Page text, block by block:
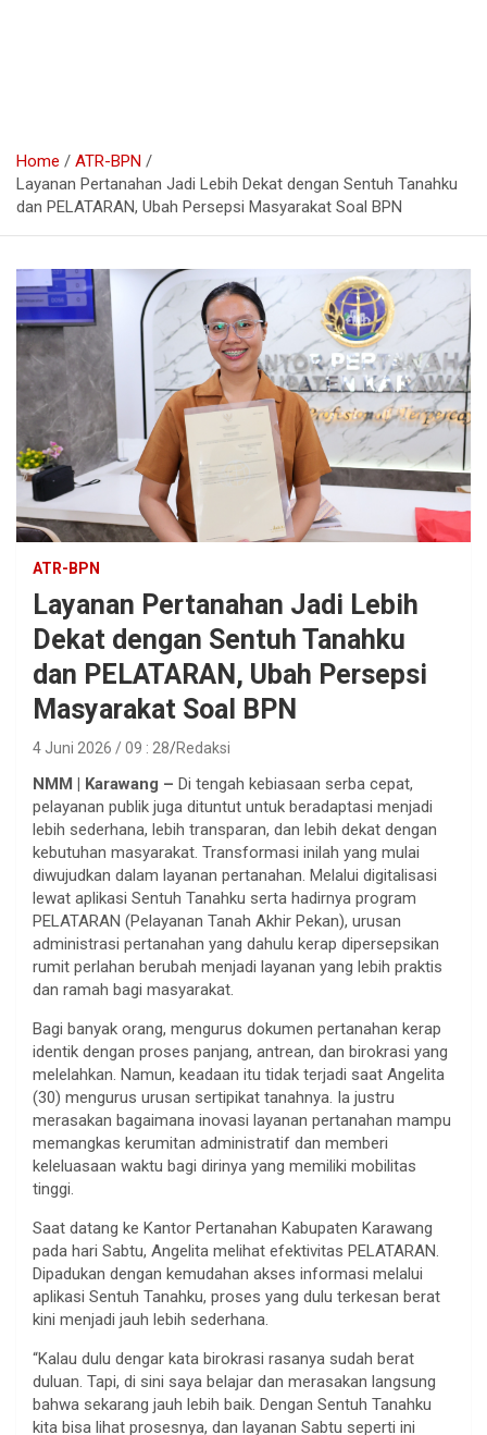
Home
ATR-BPN
Layanan Pertanahan Jadi Lebih Dekat dengan Sentuh Tanahku
dan PELATARAN, Ubah Persepsi Masyarakat Soal BPN
ATR-BPN
Layanan Pertanahan Jadi Lebih
Dekat dengan Sentuh Tanahku
dan PELATARAN, Ubah Persepsi
Masyarakat Soal BPN
4 Juni 2026 / 09 : 28 Redaksi
NMM | Karawang – Di tengah kebiasaan serba cepat,
pelayanan publik juga dituntut untuk beradaptasi menjadi
lebih sederhana, lebih transparan, dan lebih dekat dengan
kebutuhan masyarakat. Transformasi inilah yang mulai
diwujudkan dalam layanan pertanahan. Melalui digitalisasi
lewat aplikasi Sentuh Tanahku serta hadirnya program
PELATARAN (Pelayanan Tanah Akhir Pekan), urusan
administrasi pertanahan yang dahulu kerap dipersepsikan
rumit perlahan berubah menjadi layanan yang lebih praktis
dan ramah bagi masyarakat.
Bagi banyak orang, mengurus dokumen pertanahan kerap
identik dengan proses panjang, antrean, dan birokrasi yang
melelahkan. Namun, keadaan itu tidak terjadi saat Angelita
(30) mengurus urusan sertipikat tanahnya. Ia justru
merasakan bagaimana inovasi layanan pertanahan mampu
memangkas kerumitan administratif dan memberi
keleluasaan waktu bagi dirinya yang memiliki mobilitas
tinggi.
Saat datang ke Kantor Pertanahan Kabupaten Karawang
pada hari Sabtu, Angelita melihat efektivitas PELATARAN.
Dipadukan dengan kemudahan akses informasi melalui
aplikasi Sentuh Tanahku, proses yang dulu terkesan berat
kini menjadi jauh lebih sederhana.
“Kalau dulu dengar kata birokrasi rasanya sudah berat
duluan. Tapi, di sini saya belajar dan merasakan langsung
bahwa sekarang jauh lebih baik. Dengan Sentuh Tanahku
kita bisa lihat prosesnya, dan layanan Sabtu seperti ini